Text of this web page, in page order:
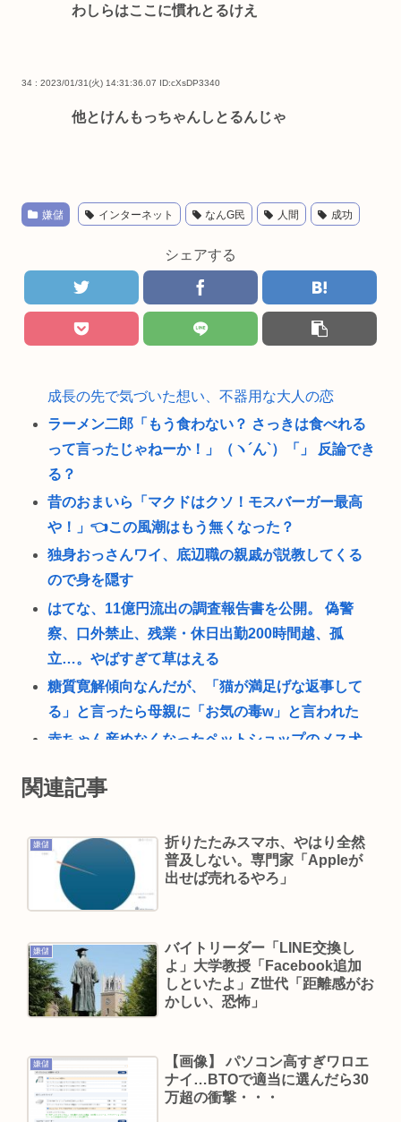
わしらはここに慣れとるけえ
34 : 2023/01/31(火) 14:31:36.07 ID:cXsDP3340
他とけんもっちゃんしとるんじゃ
嫌儲 インターネット なんG民 人間 成功
シェアする
成長の先で気づいた想い、不器用な大人の恋
ラーメン二郎「もう食わない？ さっきは食べれる
って言ったじゃねーか！」（ヽ´ん`）「」 反論でき
る？
昔のおまいら「マクドはクソ！モスバーガー最高
や！」👈この風潮はもう無くなった？
独身おっさんワイ、底辺職の親戚が説教してくる
ので身を隠す
はてな、11億円流出の調査報告書を公開。 偽警
察、口外禁止、残業・休日出勤200時間越、孤
立…。やばすぎて草はえる
糖質寛解傾向なんだが、「猫が満足げな返事して
る」と言ったら母親に「お気の毒w」と言われた
赤ちゃん産めなくなったペットショップのメス犬
おっさんのハーフパンツ、否定派が7割。女性「お
w」
現在ヤフコメ時速ランキング1位の記事がこれ。ど
う思う？
ない
クーラーつけるくらいなら死を選ぶ 7割超え
渡邊渚さん、意味深フォトwww
「消え逝く」電撃解散…メンバーは給料未払い告
白
古田敦也がこの歳までずっとタレント消費されて
関連記事
嫌儲
折りたたみスマホ、やはり全然
普及しない。専門家「Appleが
出せば売れるやろ」
嫌儲
バイトリーダー「LINE交換し
よ」大学教授「Facebook追加
しといたよ」Z世代「距離感がお
かしい、恐怖」
嫌儲
【画像】 パソコン高すぎワロエ
ナイ…BTOで適当に選んだら30
万超の衝撃・・・